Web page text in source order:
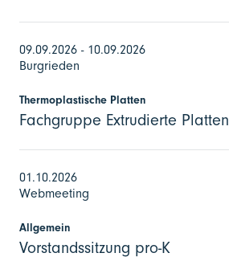
09.09.2026 - 10.09.2026
Burgrieden
Thermoplastische Platten
Fachgruppe Extrudierte Platten
01.10.2026
Webmeeting
Allgemein
Vorstandssitzung pro-K